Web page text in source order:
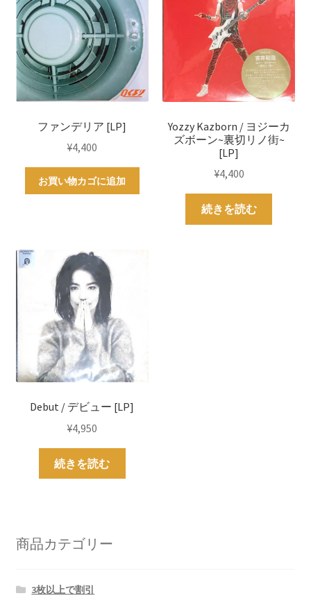
ファンデリア [LP]
¥4,400
お買い物カゴに追加
Yozzy Kazborn / ヨジーカ
ズボーン~裏切リノ街~
[LP]
¥4,400
続きを読む
Debut / デビュー [LP]
¥4,950
続きを読む
商品カテゴリー
3枚以上で割引